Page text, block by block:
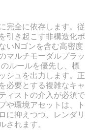
完全に依存します。従
引き起こす非構造化ポ
いNゴンを含む高密度
マルチモーダルプラッ
ルールを優先し、標
シュを出力します。正
必要とする複雑なキャ
ィストの介入が必須で
や環境アセットは、ト
に抑えつつ、レンダリ
れます。